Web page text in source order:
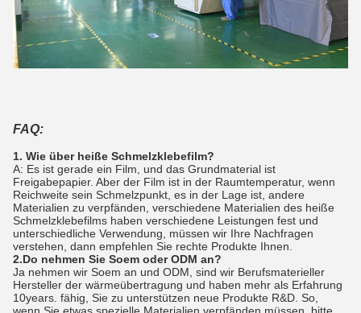
FAQ:
1. Wie über heiße Schmelzklebefilm?
A: Es ist gerade ein Film, und das Grundmaterial ist
Freigabepapier. Aber der Film ist in der Raumtemperatur, wenn
Reichweite sein Schmelzpunkt, es in der Lage ist, andere
Materialien zu verpfänden, verschiedene Materialien des heiße
Schmelzklebefilms haben verschiedene Leistungen fest und
unterschiedliche Verwendung, müssen wir Ihre Nachfragen
verstehen, dann empfehlen Sie rechte Produkte Ihnen.
2.Do nehmen Sie Soem oder ODM an?
Ja nehmen wir Soem an und ODM, sind wir Berufsmaterieller
Hersteller der wärmeübertragung und haben mehr als Erfahrung
10years. fähig, Sie zu unterstützen neue Produkte R&D. So,
wenn Sie etwas spezielle Materialien verpfänden müssen, bitte